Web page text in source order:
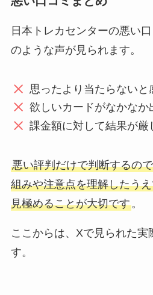
日本トレカセンターの悪い
のような声が見られます。
思ったより当たらないと
欲しいカードがなかなか
課金額に対して結果が厳
悪い評判だけで判断するの
組みや注意点を理解したう
見極めることが大切です。
ここからは、Xで見られた実
す。